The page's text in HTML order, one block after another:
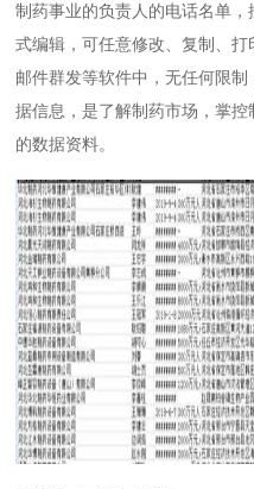
制药事业的负责人的电话名单
式编辑，可任意修改、复制、打
邮件群发等软件中，无任何限
据信息，是了解制药市场，掌
的数据资料。